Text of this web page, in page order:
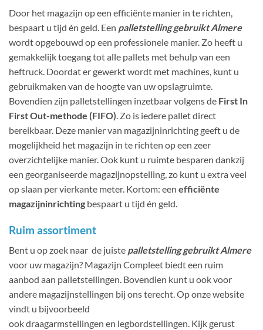
Door het magazijn op een efficiënte manier in te richten,
bespaart u tijd én geld. Een palletstelling gebruikt Almere
wordt opgebouwd op een professionele manier. Zo heeft u
gemakkelijk toegang tot alle pallets met behulp van een
heftruck. Doordat er gewerkt wordt met machines, kunt u
gebruikmaken van de hoogte van uw opslagruimte.
Bovendien zijn palletstellingen inzetbaar volgens de First In
First Out-methode (FIFO). Zo is iedere pallet direct
bereikbaar. Deze manier van magazijninrichting geeft u de
mogelijkheid het magazijn in te richten op een zeer
overzichtelijke manier. Ook kunt u ruimte besparen dankzij
een georganiseerde magazijnopstelling, zo kunt u extra veel
op slaan per vierkante meter. Kortom: een efficiënte
magazijninrichting bespaart u tijd én geld.
Ruim assortiment
Bent u op zoek naar de juiste palletstelling gebruikt Almere
voor uw magazijn? Magazijn Compleet biedt een ruim
aanbod aan palletstellingen. Bovendien kunt u ook voor
andere magazijnstellingen bij ons terecht. Op onze website
vindt u bijvoorbeeld
ook draagarmstellingen en legbordstellingen. Kijk gerust